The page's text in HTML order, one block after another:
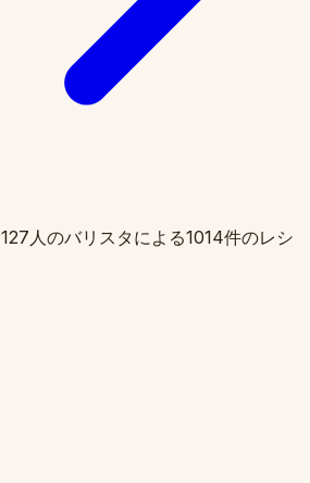
127人のバリスタによる1014件のレシ